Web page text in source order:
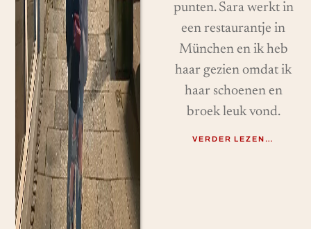
punten. Sara werkt in
een restaurantje in
München en ik heb
haar gezien omdat ik
haar schoenen en
broek leuk vond.
VERDER LEZEN…